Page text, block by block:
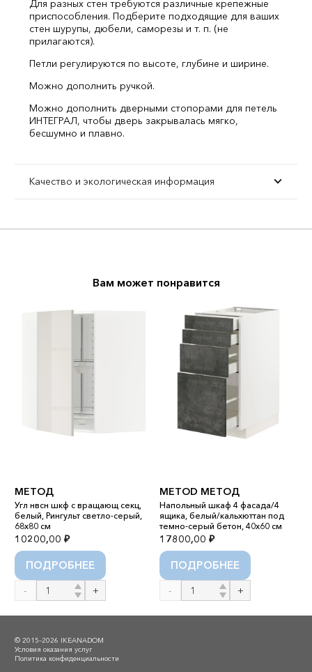
Для разных стен требуются различные крепежные
приспособления. Подберите подходящие для ваших
стен шурупы, дюбели, саморезы и т. п. (не
прилагаются).
Петли регулируются по высоте, глубине и ширине.
Можно дополнить ручкой.
Можно дополнить дверными стопорами для петель
ИНТЕГРАЛ, чтобы дверь закрывалась мягко,
бесшумно и плавно.
Качество и экологическая информация
Вам может понравится
МЕТОД
Угл нвсн шкф с вращающ секц,
белый, Рингульт светло-серый,
68x80 см
10200,00 ₽
ПОДРОБНЕЕ
Количество
товара
МЕТОД
METOD МЕТОД
Напольный шкаф 4 фасада/4
ящика, белый/кальхюттан под
темно-серый бетон, 40x60 см
17800,00 ₽
ПОДРОБНЕЕ
Количество
товара
METOD
© 2015–2026 IKEANADOM
Условия оказания услуг
Политика конфиденциальности